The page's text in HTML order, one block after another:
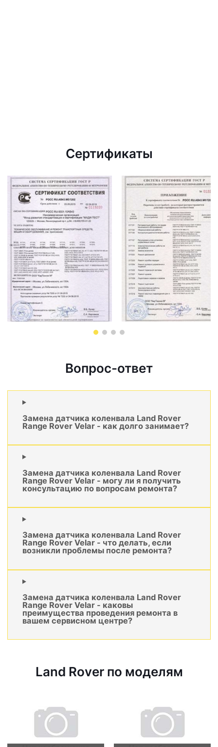
Сертификаты
Вопрос-ответ
Замена датчика коленвала Land Rover
Range Rover Velar - как долго занимает?
Замена датчика коленвала Land Rover
Range Rover Velar - могу ли я получить
консультацию по вопросам ремонта?
Замена датчика коленвала Land Rover
Range Rover Velar - что делать, если
возникли проблемы после ремонта?
Замена датчика коленвала Land Rover
Range Rover Velar - каковы
преимущества проведения ремонта в
вашем сервисном центре?
Land Rover по моделям